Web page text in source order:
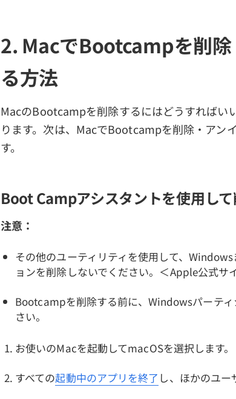
2. MacでBootcampを削除
る方法
MacのBootcampを削除するにはどうすればい
ります。次は、MacでBootcampを削除・アン
す。
Boot Campアシスタントを使用し
注意：
その他のユーティリティを使用して、
ョンを削除しないでください。＜Apple公式サ
Bootcampを削除する前に、Windowsパーテ
さい。
お使いのMacを起動してmacOSを選択します。
すべての起動中のアプリを終了 し、ほかのユー